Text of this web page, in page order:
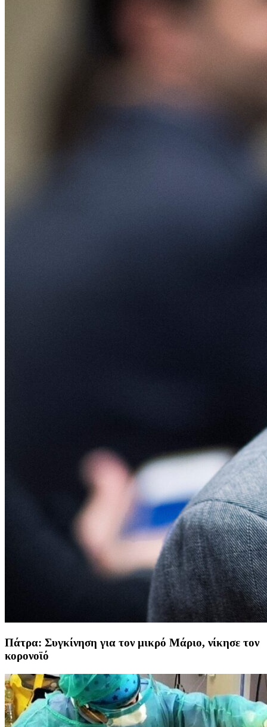
Πάτρα: Συγκίνηση για τον μικρό Μάριο, νίκησε τον
κορονοϊό